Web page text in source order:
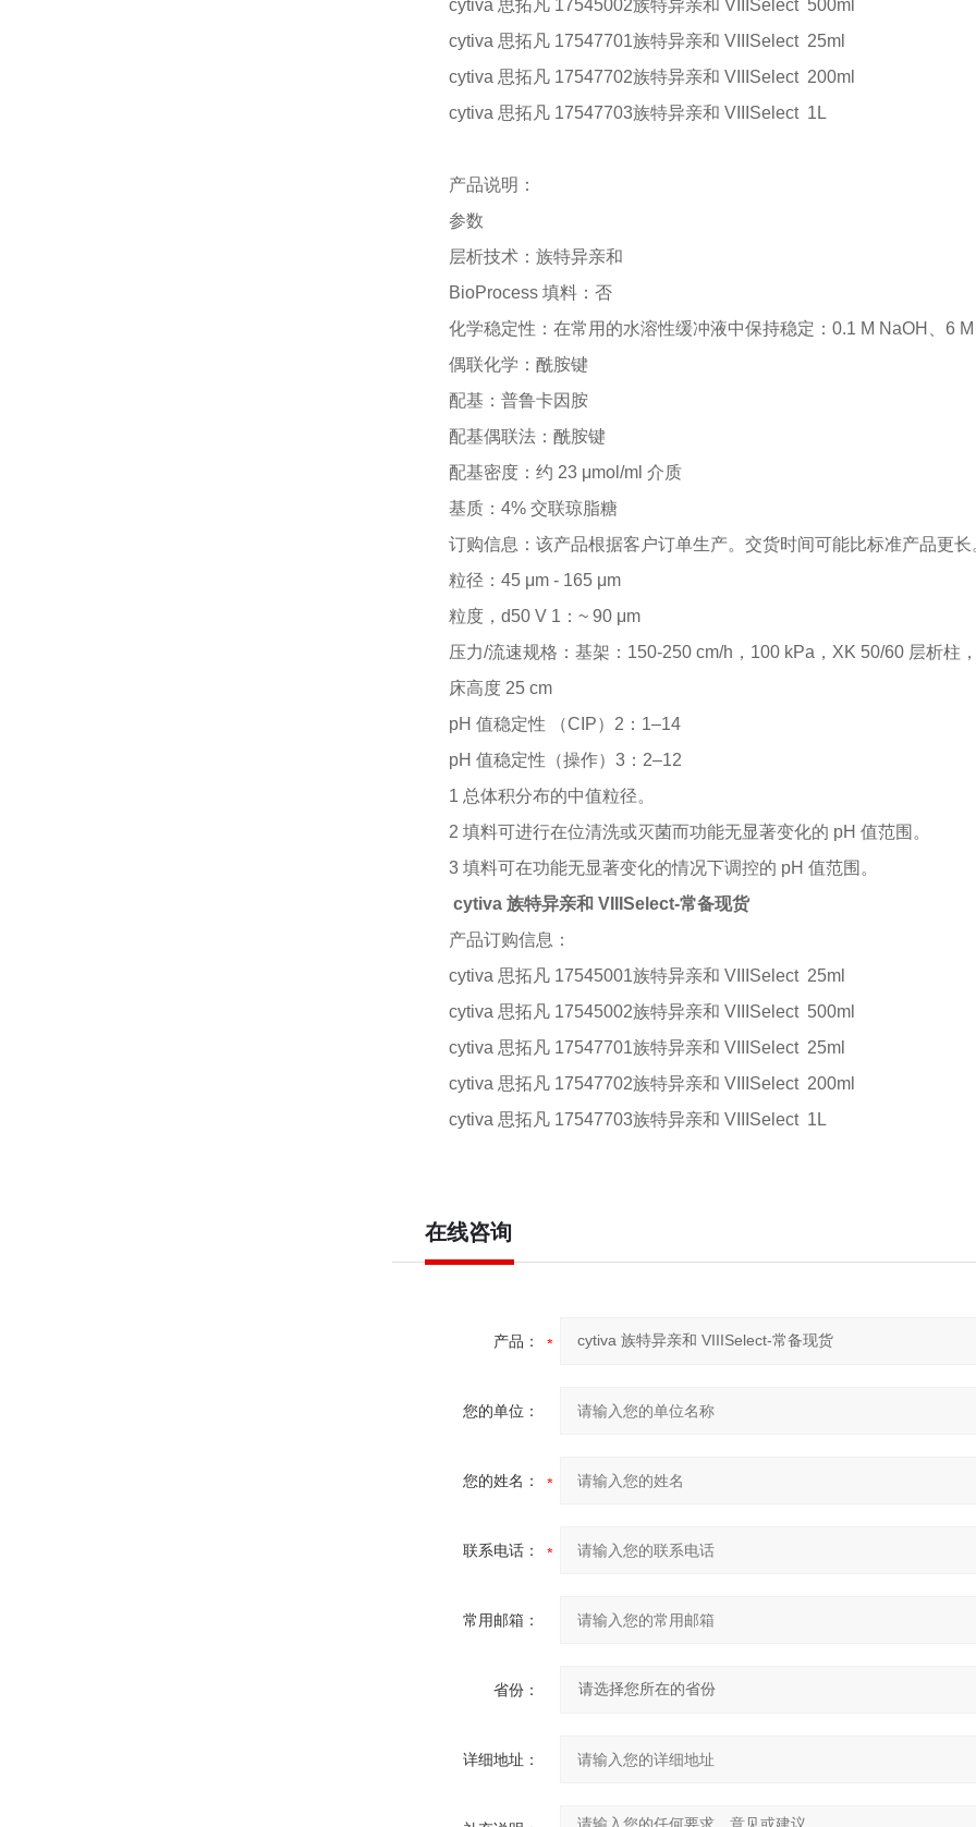
cytiva 思拓凡 17545002族特异亲和 VIIISelect 500ml
cytiva 思拓凡 17547701族特异亲和 VIIISelect 25ml
cytiva 思拓凡 17547702族特异亲和 VIIISelect 200ml
cytiva 思拓凡 17547703族特异亲和 VIIISelect 1L
产品说明：
参数
层析技术：族特异亲和
BioProcess 填料：否
化学稳定性：在常用的水溶性缓冲液中保持稳定： 0.1 M NaOH、6
偶联化学：酰胺键
配基：普鲁卡因胺
配基偶联法：酰胺键
配基密度：约 23 μmol/ml 介质
基质： 4% 交联琼脂糖
订购信息：该产品根据客户订单生产。交货时间可能比标准产品更长
粒径： 45 μm - 165 μm
粒度， d50 V 1：~ 90 μm
压力/流速规格：基架：150-250 cm/h，100 kPa，XK 50/60 层析柱
床高度 25 cm
pH 值稳定性 （CIP）2：1–14
pH 值稳定性（操作）3：2–12
1 总体积分布的中值粒径。
2 填料可进行在位清洗或灭菌而功能无显著变化的 pH 值范围。
3 填料可在功能无显著变化的情况下调控的 pH 值范围。
cytiva 族特异亲和 VIIISelect-常备现货
产品订购信息：
cytiva 思拓凡 17545001族特异亲和 VIIISelect 25ml
cytiva 思拓凡 17545002族特异亲和 VIIISelect 500ml
cytiva 思拓凡 17547701族特异亲和 VIIISelect 25ml
cytiva 思拓凡 17547702族特异亲和 VIIISelect 200ml
cytiva 思拓凡 17547703族特异亲和 VIIISelect 1L
在线咨询
产品：
您的单位：
您的姓名：
联系电话：
常用邮箱：
省份：
详细地址：